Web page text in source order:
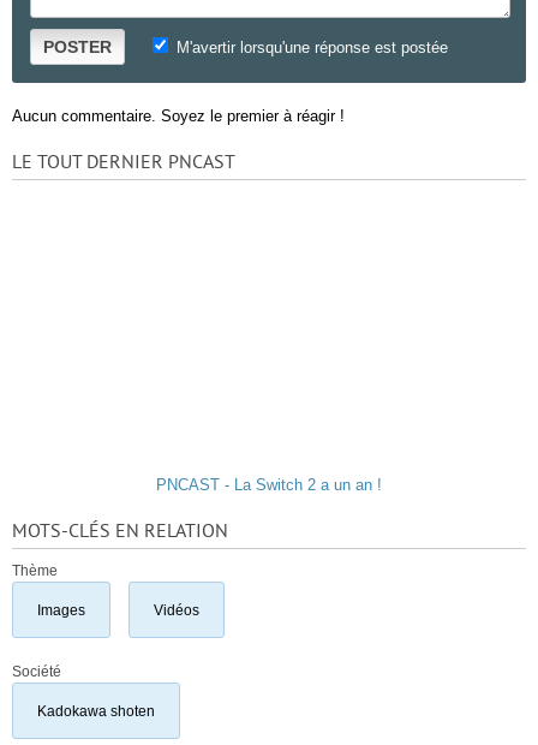
POSTER M'avertir lorsqu'une réponse est postée
Aucun commentaire. Soyez le premier à réagir !
LE TOUT DERNIER PNCAST
PNCAST - La Switch 2 a un an !
MOTS-CLÉS EN RELATION
Thème
Images Vidéos
Société
Kadokawa shoten